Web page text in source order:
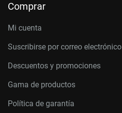
Comprar
Mi cuenta
Suscribirse por correo electrónico
Descuentos y promociones
Gama de productos
Política de garantía